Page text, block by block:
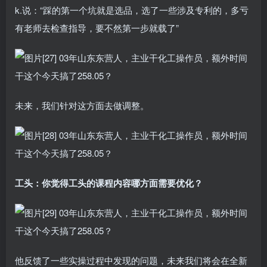
k.说：“踩的第一个坑就是选品，选了一些涉及专利的，多亏
有老师去检查指导，要不然第一步就载了”
未来，我们针对这方面去做调整。
工头：你觉得工头的课程内容哪方面需要优化？
他反馈了一些实操过程中发现的问题，未来我们将会在全新